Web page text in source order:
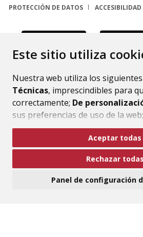
Este sitio utiliza
Nuestra web utiliza los
Técnicas, imprescindibles para
correctamente; De
sus preferencias de uso de la web;
mejorar el funcionamiento de la
Si acepta pulsando el botón
consideramos que acepta su uso.
ninguna acción, se guardarán las
Aceptar todas
Rechazar todas
Panel de configuración
PROTECCIÓN DE DATOS
ACCESIBILIDAD